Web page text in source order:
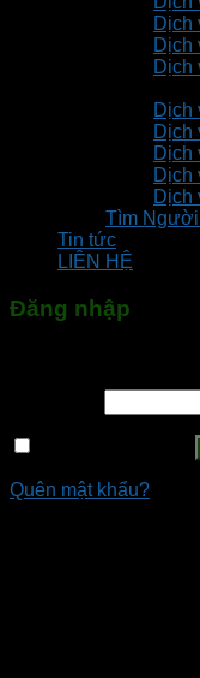
Dịch
Dịch
Dịch
Dịch
Dịch
Dịch
Dịch
Dịch
Tìm Người
Tin tức
LIÊN HỆ
Đăng nhập
Quên mật khẩu?